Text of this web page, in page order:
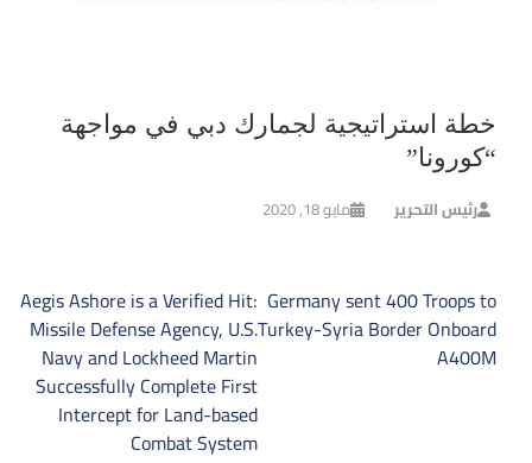
خطة استراتيجية لجمارك دبي في مواجهة
“كورونا”
رئيس التحرير مايو 18, 2020
تصفّح
المقالات
Aegis Ashore is a Verified Hit:
Missile Defense Agency, U.S.
Navy and Lockheed Martin
Successfully Complete First
Intercept for Land-based
Combat System
Germany sent 400 Troops to
Turkey-Syria Border Onboard
A400M